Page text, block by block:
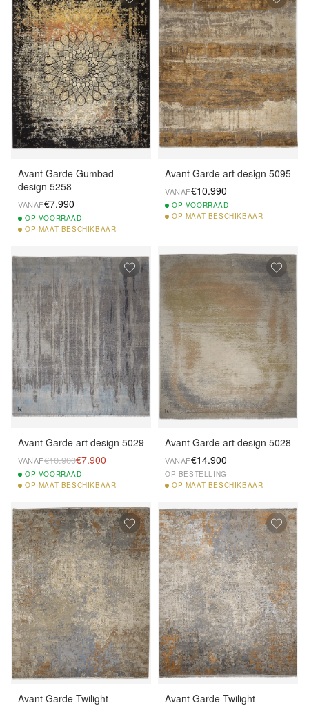
Avant Garde Gumbad
design 5258
VANAF€7.990
OP VOORRAAD
OP MAAT BESCHIKBAAR
Avant Garde art design 5095
VANAF€10.990
OP VOORRAAD
OP MAAT BESCHIKBAAR
Avant Garde art design 5029
VANAF€10.900€7.900
OP VOORRAAD
OP MAAT BESCHIKBAAR
Avant Garde art design 5028
VANAF€14.900
OP BESTELLING
OP MAAT BESCHIKBAAR
Avant Garde Twilight
Avant Garde Twilight